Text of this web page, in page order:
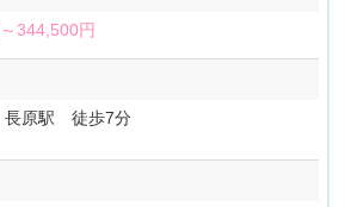
344,500円
長原駅 徒歩7分